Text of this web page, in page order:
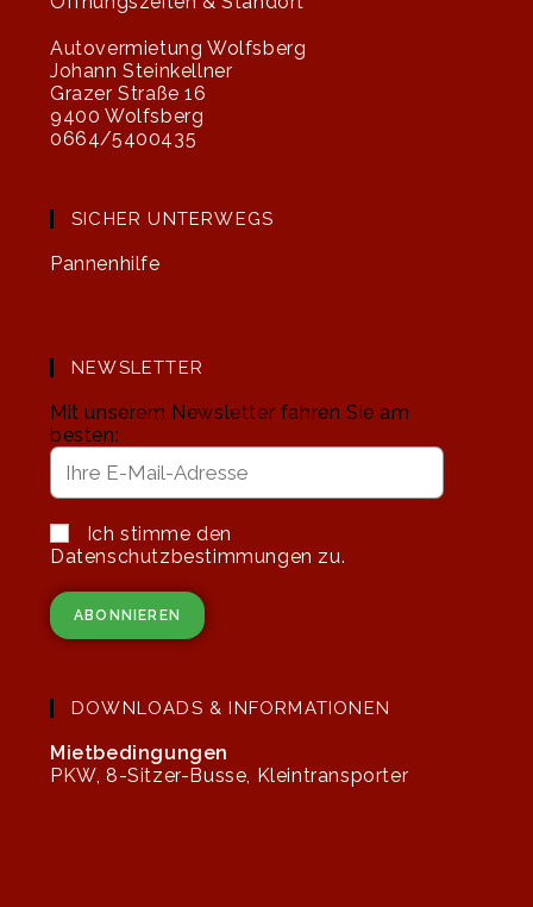
Autovermietung Wolfsberg
Johann Steinkellner
Grazer Straße 16
9400 Wolfsberg
0664/5400435
SICHER UNTERWEGS
Pannenhilfe
NEWSLETTER
Mit unserem Newsletter fahren Sie am
besten:
Ich stimme den
Datenschutzbestimmungen zu.
DOWNLOADS & INFORMATIONEN
Mietbedingungen
PKW, 8-Sitzer-Busse, Kleintransporter